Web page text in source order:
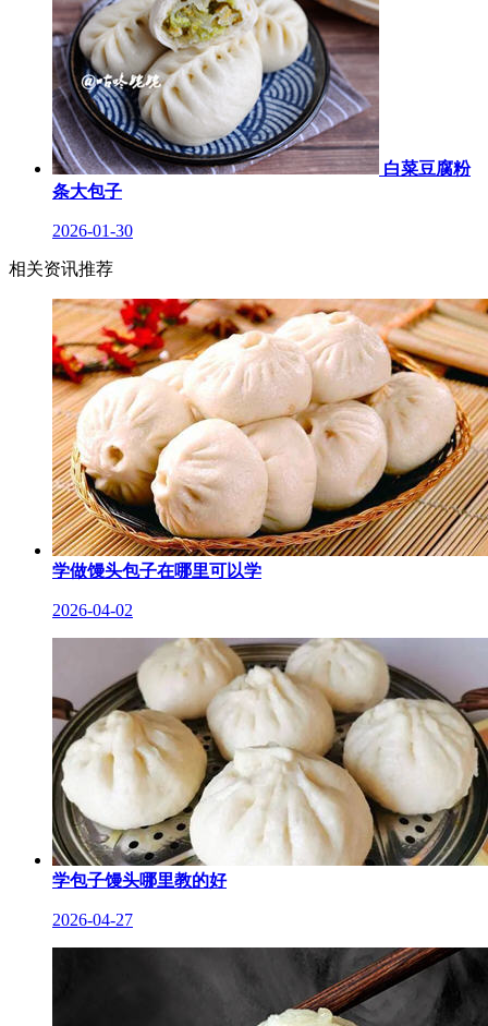
白菜豆腐粉
条大包子
2026-01-30
相关资讯推荐
学做馒头包子在哪里可以学
2026-04-02
学包子馒头哪里教的好
2026-04-27